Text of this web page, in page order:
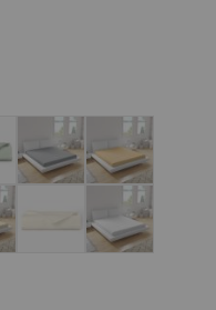
varia ușor culoarea